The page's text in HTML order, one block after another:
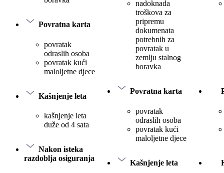
Povratna karta
povratak
odraslih osoba
povratak kući
maloljetne djece
Kašnjenje leta
kašnjenje leta
duže od 4 sata
Nakon isteka
razdoblja osiguranja
nadoknada
troškova za
pripremu
dokumenata
potrebnih za
povratak u
zemlju stalnog
boravka
Povratna karta
povratak
odraslih osoba
povratak kući
maloljetne djece
Kašnjenje leta